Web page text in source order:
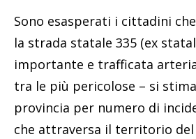
Sono esasperati i cittadini
la strada statale 335 (ex
importante e trafficata
tra le più pericolose – si
provincia per numero di
che attraversa il territorio del